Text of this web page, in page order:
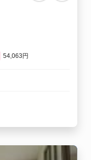
54,063円